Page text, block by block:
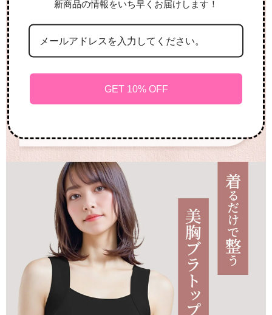
新商品の情報をいち早くお届けします！
GET 10% OFF